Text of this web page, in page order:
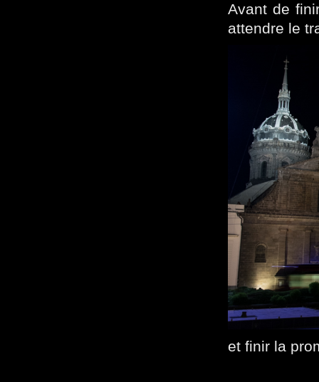
Avant de
attendre le
et finir la